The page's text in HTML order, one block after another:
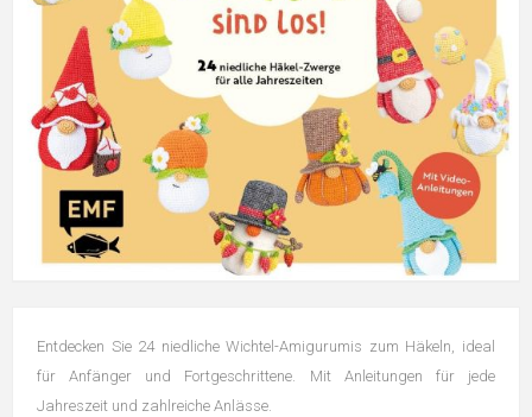
Entdecken Sie 24 niedliche Wichtel-Amigurumis zum Häkeln, ideal
für Anfänger und Fortgeschrittene. Mit Anleitungen für jede
Jahreszeit und zahlreiche Anlässe.